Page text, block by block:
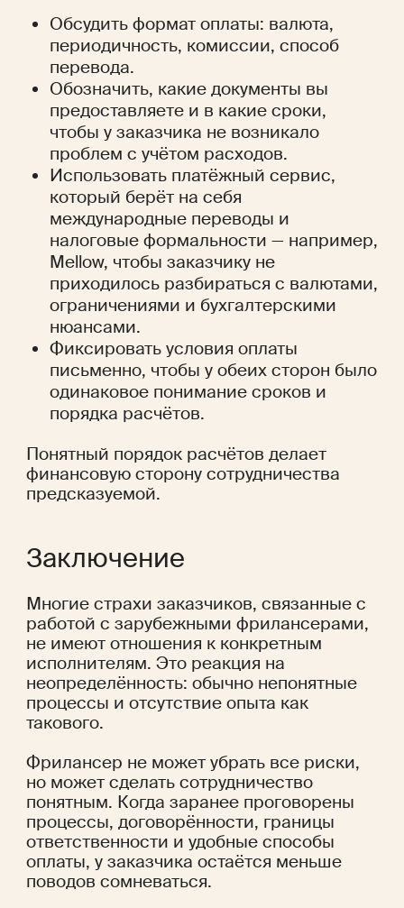
Обсудить формат оплаты: валюта,
периодичность, комиссии, способ
перевода.
Обозначить, какие документы вы
предоставляете и в какие сроки,
чтобы у заказчика не возникало
проблем с учётом расходов.
Использовать платёжный сервис,
который берёт на себя
международные переводы и
налоговые формальности — например,
Mellow, чтобы заказчику не
приходилось разбираться с валютами,
ограничениями и бухгалтерскими
нюансами.
Фиксировать условия оплаты
письменно, чтобы у обеих сторон было
одинаковое понимание сроков и
порядка расчётов.
Понятный порядок расчётов делает
финансовую сторону сотрудничества
предсказуемой.
Заключение
Многие страхи заказчиков, связанные с
работой с зарубежными фрилансерами,
не имеют отношения к конкретным
исполнителям. Это реакция на
неопределённость: обычно непонятные
процессы и отсутствие опыта как
такового.
Фрилансер не может убрать все риски,
но может сделать сотрудничество
понятным. Когда заранее проговорены
процессы, договорённости, границы
ответственности и удобные способы
оплаты, у заказчика остаётся меньше
поводов сомневаться.